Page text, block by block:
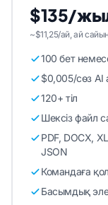
$135/
~$11,25/ай, ай
100 бет
$0,005/сөз
120+ тіл
Шексіз файл
PDF, DOCX,
JSON
Командаға
Басымдық